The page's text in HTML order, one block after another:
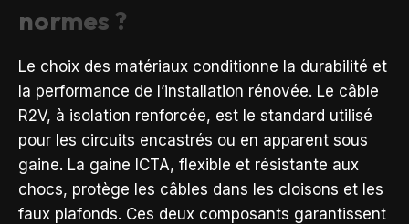
normes ?
Le choix des matériaux conditionne la durabilité et
la performance de l’installation rénovée. Le câble
R2V, à isolation renforcée, est le standard utilisé
pour les circuits encastrés ou en apparent sous
gaine. La gaine ICTA, flexible et résistante aux
chocs, protège les câbles dans les cloisons et les
faux plafonds. Ces deux composants garantissent